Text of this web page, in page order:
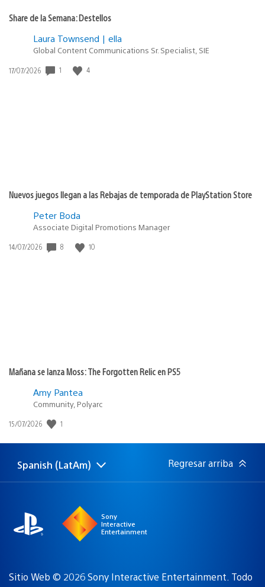
Share de la Semana: Destellos
Laura Townsend | ella
Global Content Communications Sr. Specialist, SIE
Fecha
17/07/2026 1 4
Nuevos juegos llegan a las Rebajas de temporada de PlayStation Store
Peter Boda
Associate Digital Promotions Manager
Fecha
14/07/2026 8 10
Mañana se lanza Moss: The Forgotten Relic en PS5
Amy Pantea
Community, Polyarc
Fecha
publicación:
15/07/2026 1
Elige
una
Región
actual:
Spanish (LatAm) Regresar arriba
Sony
Interactive
Entertainment
Sitio Web © 2026 Sony Interactive Entertainment. Todo